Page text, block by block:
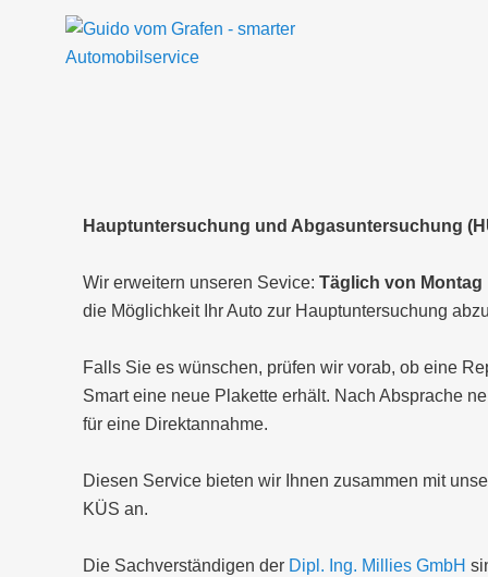
Hauptuntersuchung und Abgasuntersuchung
Wir erweitern unseren Sevice: Täglich von Montag
die Möglichkeit Ihr Auto zur Hauptuntersuchung
Falls Sie es wünschen, prüfen wir vorab, ob eine
Smart eine neue Plakette erhält. Nach Absprache
für eine Direktannahme.
Diesen Service bieten wir Ihnen zusammen mit
KÜS an.
Die Sachverständigen der Dipl. Ing. Millies GmbH